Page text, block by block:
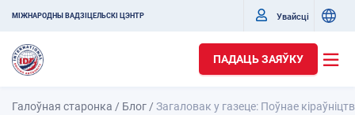
МІЖНАРОДНЫ ВАДЗІЦЕЛЬСКІ ЦЭНТР Увайсці
ПАДАЦЬ ЗАЯЎКУ
Галоўная старонка / Блог /Загаловак у газеце: Поўнае